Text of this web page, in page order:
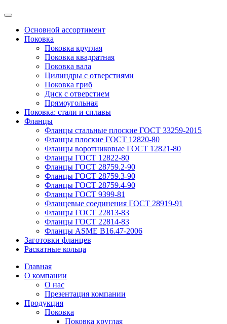
Основной ассортимент
Поковка
Поковка круглая
Поковка квадратная
Поковка вала
Цилиндры с отверстиями
Поковка гриб
Диск с отверстием
Прямоугольная
Поковка: cтали и сплавы
Фланцы
Фланцы стальные плоские ГОСТ 33259-2015
Фланцы плоские ГОСТ 12820-80
Фланцы воротниковые ГОСТ 12821-80
Фланцы ГОСТ 12822-80
Фланцы ГОСТ 28759.2-90
Фланцы ГОСТ 28759.3-90
Фланцы ГОСТ 28759.4-90
Фланцы ГОСТ 9399-81
Фланцевые соединения ГОСТ 28919-91
Фланцы ГОСТ 22813-83
Фланцы ГОСТ 22814-83
Фланцы ASME B16.47-2006
Заготовки фланцев
Раскатные кольца
Главная
О компании
О нас
Презентация компании
Продукция
Поковка
Поковка круглая